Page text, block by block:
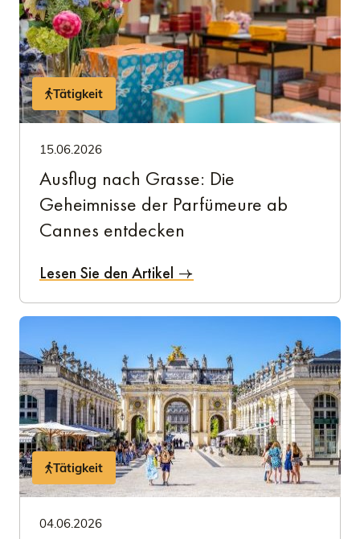
Tätigkeit
15.06.2026
Ausflug nach Grasse: Die
Geheimnisse der Parfümeure ab
Cannes entdecken
Lesen Sie den Artikel
Tätigkeit
04.06.2026